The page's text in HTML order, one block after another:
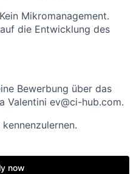
Mikromanagement.
die Entwicklung des
Bewerbung über das
Valentini ev@ci-hub.com.
now